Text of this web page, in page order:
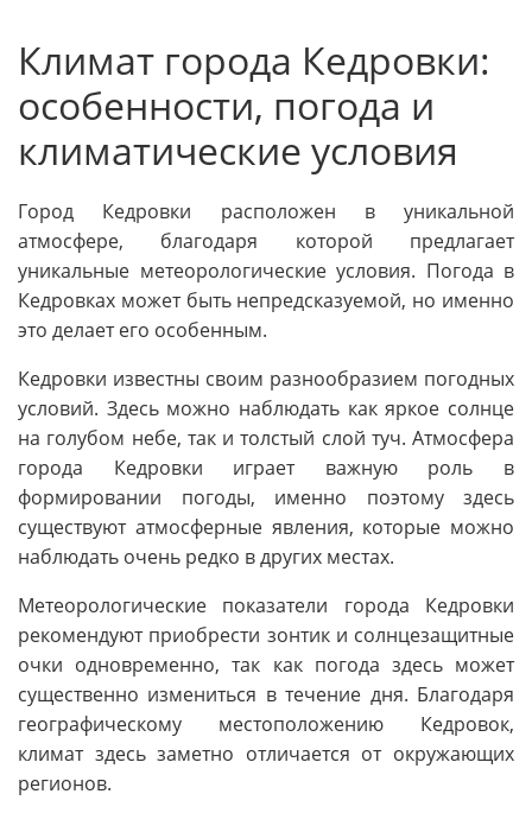
Климат города Кедровки:
особенности, погода и
климатические условия
Город Кедровки расположен в уникальной
атмосфере, благодаря которой предлагает
уникальные метеорологические условия. Погода в
Кедровках может быть непредсказуемой, но именно
это делает его особенным.
Кедровки известны своим разнообразием погодных
условий. Здесь можно наблюдать как яркое солнце
на голубом небе, так и толстый слой туч. Атмосфера
города Кедровки играет важную роль в
формировании погоды, именно поэтому здесь
существуют атмосферные явления, которые можно
наблюдать очень редко в других местах.
Метеорологические показатели города Кедровки
рекомендуют приобрести зонтик и солнцезащитные
очки одновременно, так как погода здесь может
существенно измениться в течение дня. Благодаря
географическому местоположению Кедровок,
климат здесь заметно отличается от окружающих
регионов.